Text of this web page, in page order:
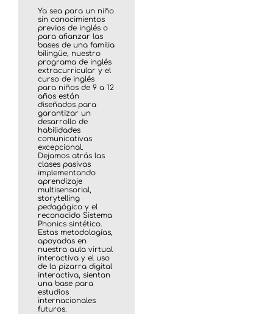
Ya sea para un niño
sin conocimientos
previos de inglés o
para afianzar las
bases de una familia
bilingüe, nuestro
programa de inglés
extracurricular y el
curso de inglés
para niños de 9 a 12
años están
diseñados para
garantizar un
desarrollo de
habilidades
comunicativas
excepcional.
Dejamos atrás las
clases pasivas
implementando
aprendizaje
multisensorial,
storytelling
pedagógico y el
reconocido Sistema
Phonics sintético.
Estas metodologías,
apoyadas en
nuestra aula virtual
interactiva y el uso
de la pizarra digital
interactiva, sientan
una base para
estudios
internacionales
futuros.